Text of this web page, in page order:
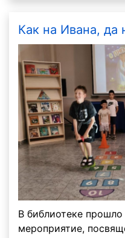
Как на Ивана, да
В библиотеке
мероприятие,